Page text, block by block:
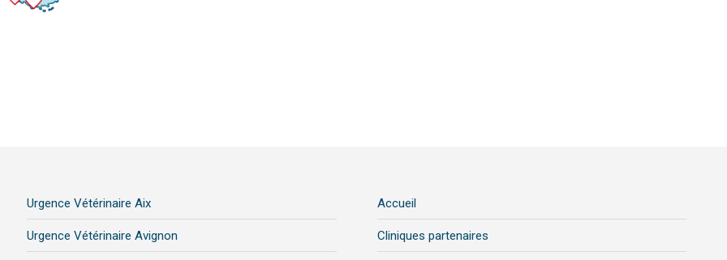
Urgence Vétérinaire Aix
Urgence Vétérinaire Avignon
Accueil
Cliniques partenaires